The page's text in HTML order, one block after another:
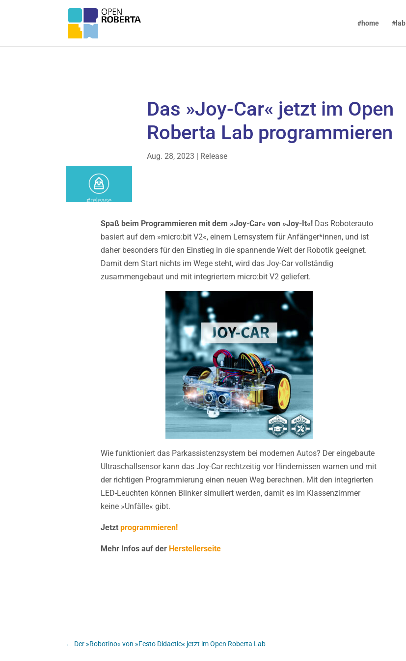
#home #lab
Das »Joy-Car« jetzt im Open
Roberta Lab programmieren
Aug. 28, 2023 | Release
Spaß beim Programmieren mit dem »Joy-Car« von »Joy-It«! Das Roboterauto
basiert auf dem »micro:bit V2«, einem Lernsystem für Anfänger*innen, und ist
daher besonders für den Einstieg in die spannende Welt der Robotik geeignet.
Damit dem Start nichts im Wege steht, wird das Joy-Car vollständig
zusammengebaut und mit integriertem micro:bit V2 geliefert.
Wie funktioniert das Parkassistenzsystem bei modernen Autos? Der eingebaute
Ultraschallsensor kann das Joy-Car rechtzeitig vor Hindernissen warnen und mit
der richtigen Programmierung einen neuen Weg berechnen. Mit den integrierten
LED-Leuchten können Blinker simuliert werden, damit es im Klassenzimmer
keine »Unfälle« gibt.
Jetztprogrammieren!
Mehr Infos auf der Herstellerseite
← Der »Robotino« von »Festo Didactic« jetzt im Open Roberta Lab